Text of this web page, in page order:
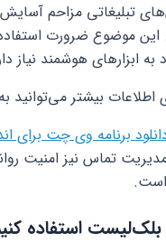
تبلیغاتی مزاحم
موضوع ضرورت
به ابزارهای هوشمند نیاز
اطلاعات بیشتر می‌توانید
برنامه وی چت برای
مدیریت تماس نیز امنیت
بلک‌لیست استفاده